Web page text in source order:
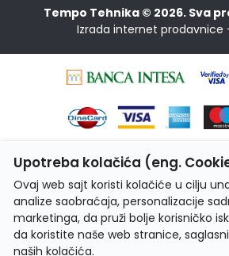
Tempo Tehnika © 2026. Sva
Izrada internet prodavnice
Upotreba kolačića (eng.
Ovaj web sajt koristi kolačiće u cilju
analize saobraćaja, personalizacije
marketinga, da pruži bolje korisničko
da koristite naše web stranice,
naših kolačića.